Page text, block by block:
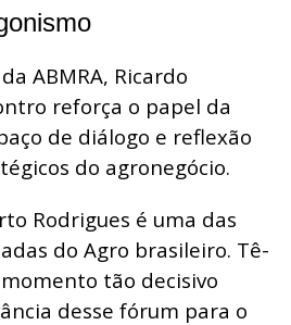
ABMRA, Ricardo
reforça o papel da
de diálogo e reflexão
do agronegócio.
Rodrigues é uma das
do Agro brasileiro. Tê-
tão decisivo
desse fórum para o